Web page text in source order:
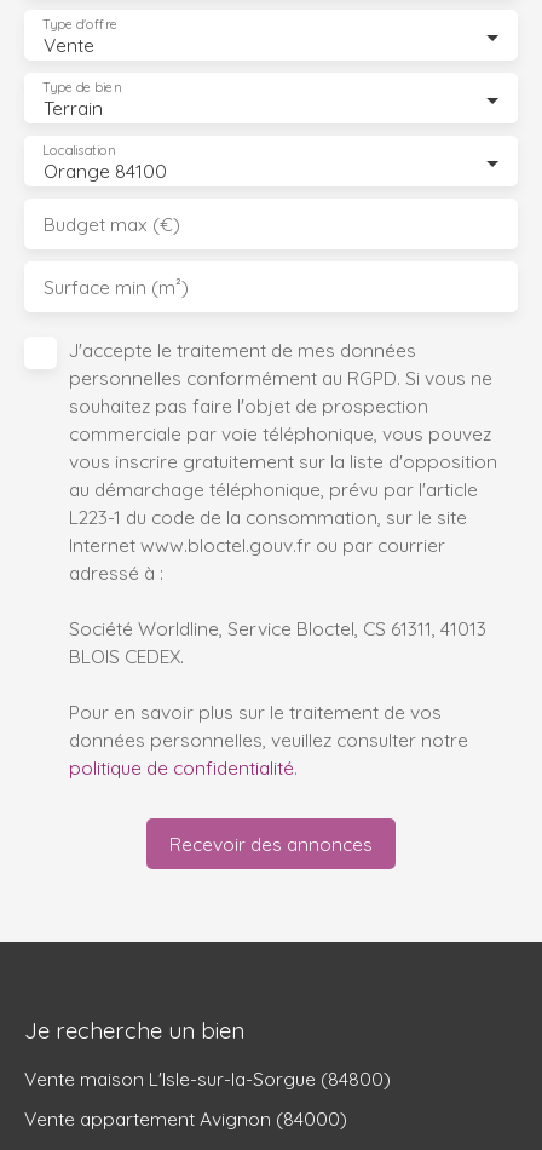
Vente
Type d'offre
Terrain
Type de bien
Orange 84100
Localisation
Budget max (€)
Surface min (m²)
J'accepte le traitement de mes données
personnelles conformément au RGPD. Si vous ne
souhaitez pas faire l'objet de prospection
commerciale par voie téléphonique, vous pouvez
vous inscrire gratuitement sur la liste d'opposition
au démarchage téléphonique, prévu par l'article
L223-1 du code de la consommation, sur le site
Internet www.bloctel.gouv.fr ou par courrier
adressé à :
Société Worldline, Service Bloctel, CS 61311, 41013
BLOIS CEDEX.
Pour en savoir plus sur le traitement de vos
données personnelles, veuillez consulter notre
politique de confidentialité.
Recevoir des annonces
Je recherche un bien
Vente maison L'Isle-sur-la-Sorgue (84800)
Vente appartement Avignon (84000)